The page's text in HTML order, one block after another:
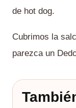
de hot dog.
Cubrimos la
parezca un